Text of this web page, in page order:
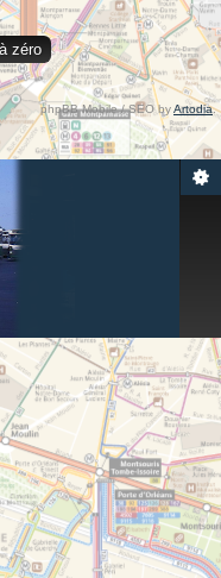
phpBB Mobile / SEO byArtodia.